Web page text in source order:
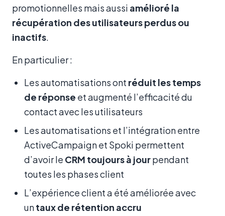
promotionnelles mais aussi amélioré la
récupération des utilisateurs perdus ou
inactifs.
En particulier :
Les automatisations ont réduit les temps
de réponse et augmenté l’efficacité du
contact avec les utilisateurs
Les automatisations et l’intégration entre
ActiveCampaign et Spoki permettent
d’avoir le CRM toujours à jourpendant
toutes les phases client
L’expérience client a été améliorée avec
untaux de rétention accru